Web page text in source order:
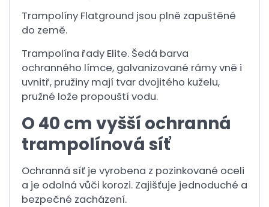
Trampolíny Flatground jsou plně zapuštěné
do země.
Trampolína řady Elite. Šedá barva
ochranného límce, galvanizované rámy vně i
uvnitř, pružiny mají tvar dvojitého kuželu,
pružné lože propouští vodu.
O 40 cm vyšší ochranná
trampolínová síť
Ochranná síť je vyrobena z pozinkované oceli
a je odolná vůči korozi. Zajišťuje jednoduché a
bezpečné zacházení.